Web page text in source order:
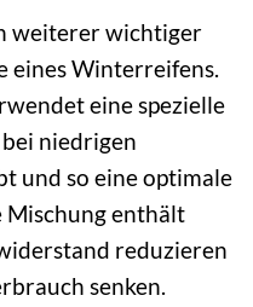
weiterer wichtiger
eines Winterreifens.
eine spezielle
niedrigen
und so eine optimale
Mischung enthält
reduzieren
senken.